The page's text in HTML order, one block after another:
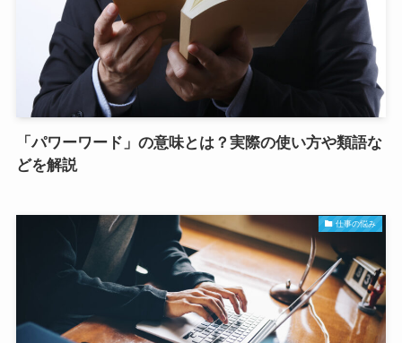
「パワーワード」の意味とは？実際の使い方や類語な
どを解説
仕事の悩み